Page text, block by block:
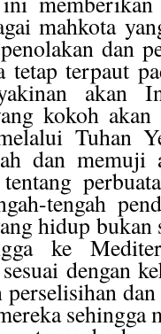
mahkota
dan
tetap terpaut
akan
kokoh akan
Tuhan
dan memuji
tengah
hidup
ke
dengan
perselisihan
sehingga